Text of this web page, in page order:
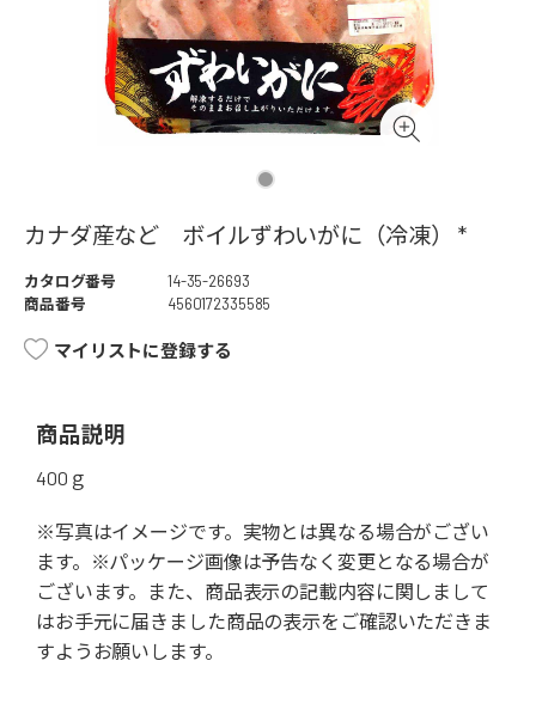
カナダ産など ボイルずわいがに（冷凍） *
カタログ番号
14-35-26693
商品番号
4560172335585
マイリストに登録する
商品説明
400ｇ
※写真はイメージです。実物とは異なる場合がござい
ます。※パッケージ画像は予告なく変更となる場合が
ございます。また、商品表示の記載内容に関しまして
はお手元に届きました商品の表示をご確認いただきま
すようお願いします。